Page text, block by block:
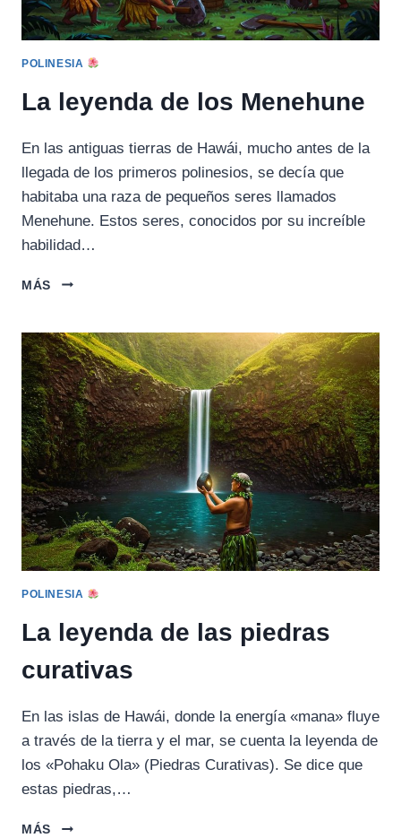
POLINESIA
La leyenda de los Menehune
En las antiguas tierras de Hawái, mucho antes de la
llegada de los primeros polinesios, se decía que
habitaba una raza de pequeños seres llamados
Menehune. Estos seres, conocidos por su increíble
habilidad…
MÁS
LA
LOS
MENEHUNE
POLINESIA
La leyenda de las piedras
curativas
En las islas de Hawái, donde la energía «mana» fluye
a través de la tierra y el mar, se cuenta la leyenda de
los «Pohaku Ola» (Piedras Curativas). Se dice que
estas piedras,…
MÁS
LA